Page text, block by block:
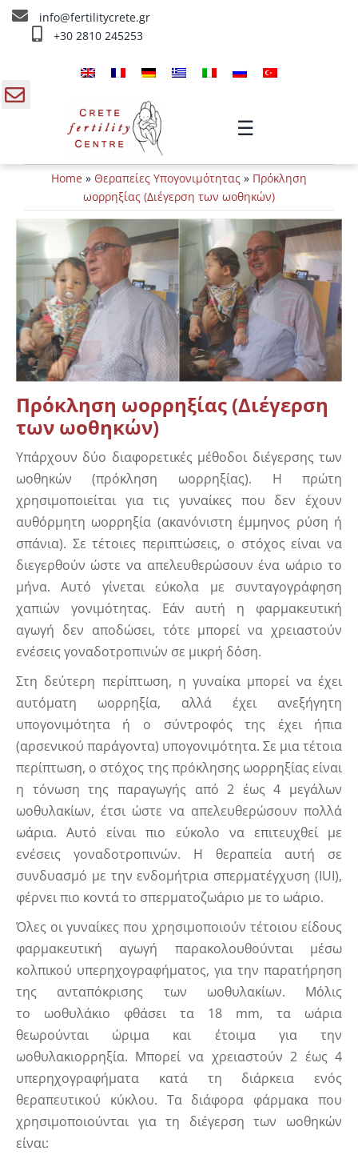
Skip
info@fertilitycrete.gr
+30 2810 245253
☰
Ποιοί είμαστε
Θεραπείες Υπογονιμότητας
Θεραπείες Αναζωογόνησης
Θεραπείες IV
Πληροφορίες
Επικοινωνία
Home » Θεραπείες Υπογονιμότητας » Πρόκληση
ωορρηξίας (Διέγερση των ωοθηκών)
Πρόκληση ωορρηξίας (Διέγερση
των ωοθηκών)
Υπάρχουν δύο διαφορετικές μέθοδοι διέγερσης των
ωοθηκών (πρόκληση ωορρηξίας). Η πρώτη
χρησιμοποιείται για τις γυναίκες που δεν έχουν
αυθόρμητη ωορρηξία (ακανόνιστη έμμηνος ρύση ή
σπάνια). Σε τέτοιες περιπτώσεις, ο στόχος είναι να
διεγερθούν ώστε να απελευθερώσουν ένα ωάριο το
μήνα. Αυτό γίνεται εύκολα με συνταγογράφηση
χαπιών γονιμότητας. Εάν αυτή η φαρμακευτική
αγωγή δεν αποδώσει, τότε μπορεί να χρειαστούν
ενέσεις γοναδοτροπινών σε μικρή δόση.
Στη δεύτερη περίπτωση, η γυναίκα μπορεί να έχει
αυτόματη ωορρηξία, αλλά έχει ανεξήγητη
υπογονιμότητα ή ο σύντροφός της έχει ήπια
(αρσενικού παράγοντα) υπογονιμότητα. Σε μια τέτοια
περίπτωση, ο στόχος της πρόκλησης ωορρηξίας είναι
η τόνωση της παραγωγής από 2 έως 4 μεγάλων
ωοθυλακίων, έτσι ώστε να απελευθερώσουν πολλά
ωάρια. Αυτό είναι πιο εύκολο να επιτευχθεί με
ενέσεις γοναδοτροπινών. Η θεραπεία αυτή σε
συνδυασμό με την ενδομήτρια σπερματέγχυση (IUI),
φέρνει πιο κοντά το σπερματοζωάριο με το ωάριο.
Όλες οι γυναίκες που χρησιμοποιούν τέτοιου είδους
φαρμακευτική αγωγή παρακολουθούνται μέσω
κολπικού υπερηχογραφήματος, για την παρατήρηση
της ανταπόκρισης των ωοθυλακίων. Μόλις
το ωοθυλάκιο φθάσει τα 18 mm, τα ωάρια
θεωρούνται ώριμα και έτοιμα για την
ωοθυλακιορρηξία. Μπορεί να χρειαστούν 2 έως 4
υπερηχογραφήματα κατά τη διάρκεια ενός
θεραπευτικού κύκλου. Τα διάφορα φάρμακα που
χρησιμοποιούνται για τη διέγερση των ωοθηκών
είναι: